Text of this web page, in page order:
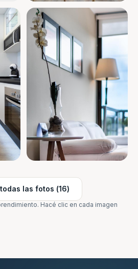
las fotos (16)
Hacé clic en cada imagen